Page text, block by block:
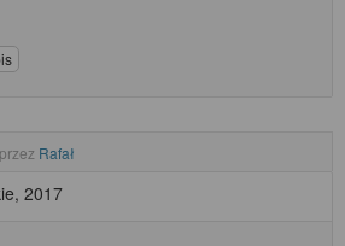
przez Rafał
2017